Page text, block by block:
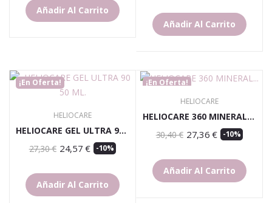
Añadir Al Carrito
Añadir Al Carrito
¡En Oferta!
HELIOCARE
HELIOCARE GEL ULTRA 90 50 ML.
27,30 € 24,57 € -10%
Añadir Al Carrito
¡En Oferta!
HELIOCARE
HELIOCARE 360 MINERAL TOLERAN FLUID 50M
30,40 € 27,36 € -10%
Añadir Al Carrito